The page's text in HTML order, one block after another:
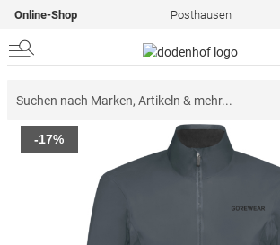
Online-Shop Posthausen
Zum
Ende
-17%